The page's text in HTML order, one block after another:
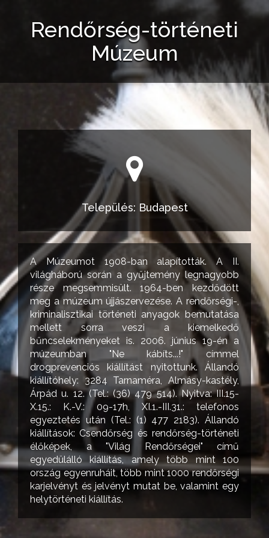
Rendőrség-történeti
Múzeum
Település: Budapest
A Múzeumot 1908-ban alapították. A II.
világháború során a gyűjtemény legnagyobb
része megsemmisült. 1964-ben kezdődött
meg a múzeum újjászervezése. A rendőrségi-,
kriminalisztikai történeti anyagok bemutatása
mellett sorra veszi a kiemelkedő
bűncselekményeket is. 2006. június 19-én a
múzeumban "Ne kábíts...!" címmel
drogprevenciós kiállítást nyitottunk. Állandó
kiállítóhely: 3284 Tarnaméra, Almásy-kastély,
Árpád u. 12. (Tel.: (36) 479 514). Nyitva: III.15-
X.15.: K.-V.: 09-17h, XI.1.-III.31.: telefonos
egyeztetés után (Tel.: (1) 477 2183). Állandó
kiállítások: Csendőrség és rendőrség-történeti
élőképek, a "Világ Rendőrségei" című
egyedülálló kiállítás, amely több mint 100
ország egyenruháit, több mint 1000 rendőrségi
karjelvényt és jelvényt mutat be, valamint egy
helytörténeti kiállítás.